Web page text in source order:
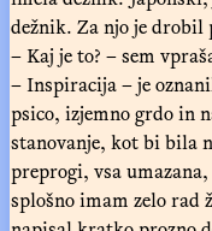
dežnik. Za njo je drobil
– Kaj je to? – sem
– Inspiracija – je
psico, izjemno grdo in
stanovanje, kot bi bila
preprogi, vsa
splošno imam zelo